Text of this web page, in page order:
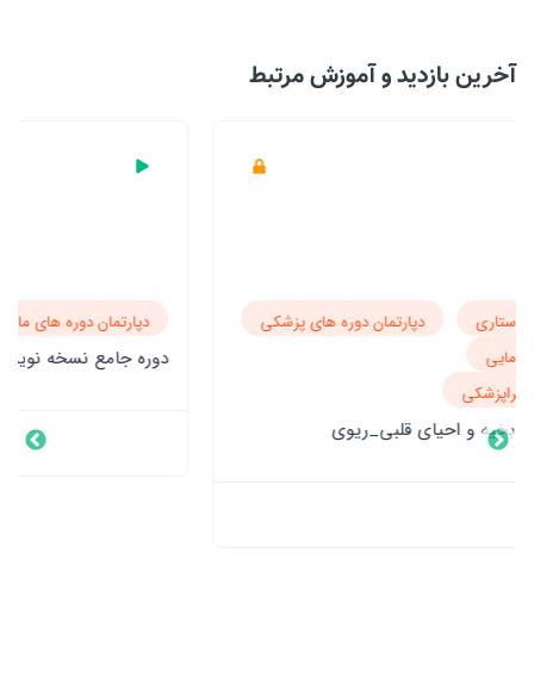
آخرین بازدید‌ و آموزش مرتبط
دپارتمان دوره های مامایی
دوره جامع نسخه نویسی در مامایی و تشخیص بیماری ها